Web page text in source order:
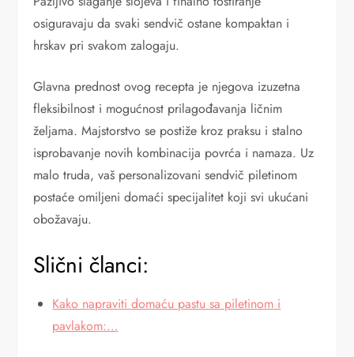
osiguravaju da svaki sendvič ostane kompaktan i
hrskav pri svakom zalogaju.
Glavna prednost ovog recepta je njegova izuzetna
fleksibilnost i mogućnost prilagođavanja ličnim
željama. Majstorstvo se postiže kroz praksu i stalno
isprobavanje novih kombinacija povrća i namaza. Uz
malo truda, vaš personalizovani sendvič piletinom
postaće omiljeni domaći specijalitet koji svi ukućani
obožavaju.
Slični članci:
Kako napraviti domaću pastu sa piletinom i
pavlakom:…